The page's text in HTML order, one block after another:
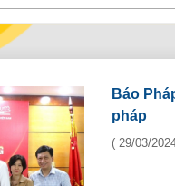
Báo
pháp
( 29/03/